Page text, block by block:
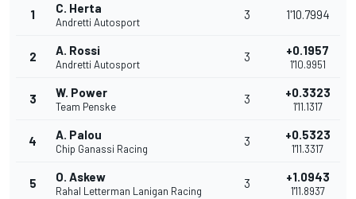
1 C. Herta
Andretti Autosport
3 1'10.7994
2 A. Rossi
Andretti Autosport
3 +0.1957
1'10.9951
3 W. Power
Team Penske
3 +0.3323
1'11.1317
4 A. Palou
Chip Ganassi Racing
3 +0.5323
1'11.3317
5 O. Askew
Rahal Letterman Lanigan Racing
3 +1.0943
1'11.8937